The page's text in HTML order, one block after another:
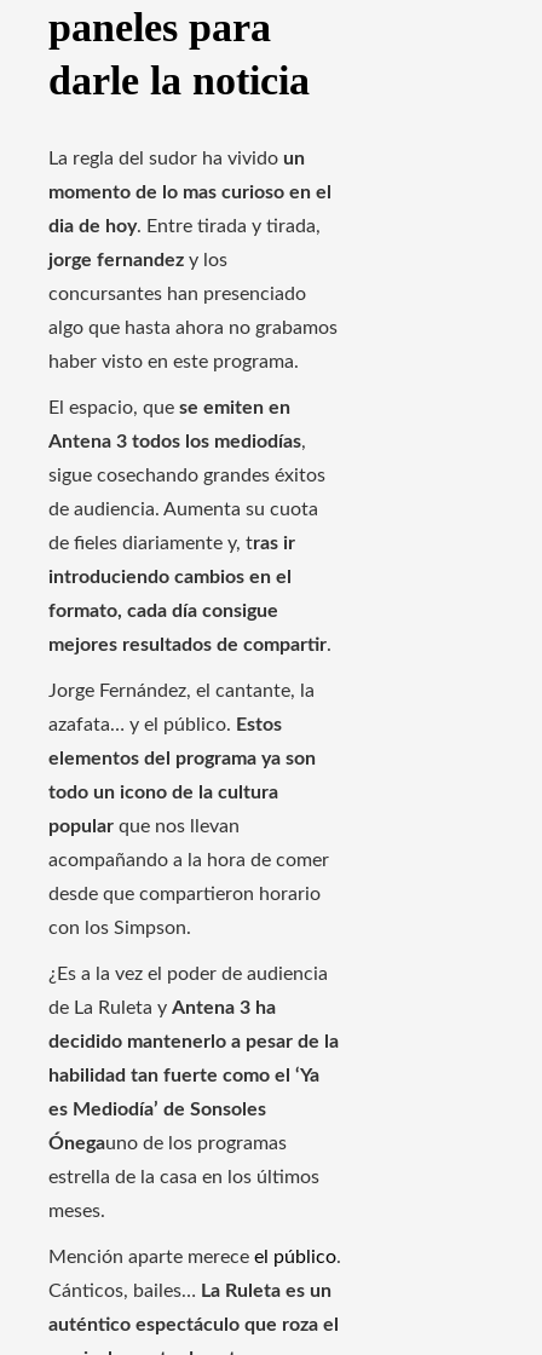
paneles para
darle la noticia
La regla del sudor ha vivido un
momento de lo mas curioso en el
dia de hoy. Entre tirada y tirada,
jorge fernandez y los
concursantes han presenciado
algo que hasta ahora no grabamos
haber visto en este programa.
El espacio, que se emiten en
Antena 3 todos los mediodías,
sigue cosechando grandes éxitos
de audiencia. Aumenta su cuota
de fieles diariamente y, tras ir
introduciendo cambios en el
formato, cada día consigue
mejores resultados de compartir.
Jorge Fernández, el cantante, la
azafata… y el público. Estos
elementos del programa ya son
todo un icono de la cultura
popular que nos llevan
acompañando a la hora de comer
desde que compartieron horario
con los Simpson.
¿Es a la vez el poder de audiencia
de La Ruleta y Antena 3 ha
decidido mantenerlo a pesar de la
habilidad tan fuerte como el ‘Ya
es Mediodía’ de Sonsoles
Ónegauno de los programas
estrella de la casa en los últimos
meses.
Mención aparte merece el público.
Cánticos, bailes… La Ruleta es un
auténtico espectáculo que roza el